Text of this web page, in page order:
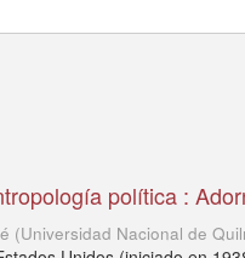
política :
(Universidad Nacional de